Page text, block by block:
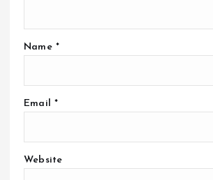
Name *
Email *
Website